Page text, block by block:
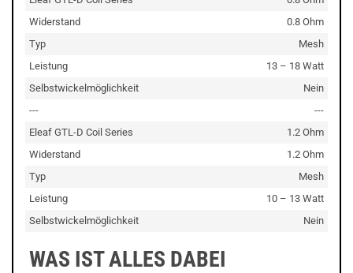
Widerstand
0.8 Ohm
Typ
Mesh
Leistung
13 – 18 Watt
Selbstwickelmöglichkeit
Nein
---
---
Eleaf GTL-D Coil Series
1.2 Ohm
Widerstand
1.2 Ohm
Typ
Mesh
Leistung
10 – 13 Watt
Selbstwickelmöglichkeit
Nein
WAS IST ALLES DABEI